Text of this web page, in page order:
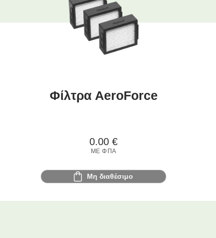
Φίλτρα AeroForce
0.00 €
ΜΕ ΦΠΑ
Μη διαθέσιμο